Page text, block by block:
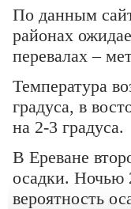
По данным
районах
перевалах –
Температура
градуса, в
на 2-3 градуса.
В Ереване
осадки. Ночью
вероятность